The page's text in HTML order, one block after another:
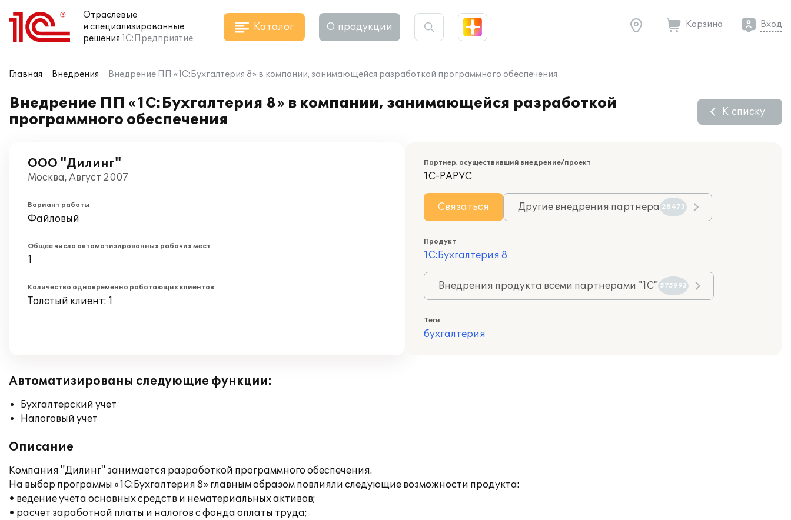
Отраслевые
и специализированные
решения 1С:Предприятие
Каталог О продукции Корзина Вход
Главная Внедрения Внедрение ПП «1С:Бухгалтерия 8» в компании, занимающейся разработкой программного обеспечения
Внедрение ПП «1С:Бухгалтерия 8» в компании, занимающейся разработкой
программного обеспечения
К списку
ООО "Дилинг"
Москва, Август 2007
Вариант работы
Файловый
Общее число автоматизированных рабочих мест
1
Количество одновременно работающих клиентов
Толстый клиент: 1
Партнер, осуществивший внедрение/проект
1С-РАРУС
Связаться Другие внедрения партнера 28473
Продукт
1С:Бухгалтерия 8
Внедрения продукта всеми партнерами "1С" 575993
Теги
бухгалтерия
Автоматизированы следующие функции:
Бухгалтерский учет
Налоговый учет
Описание
Компания "Дилинг" занимается разработкой программного обеспечения.
На выбор программы «1С:Бухгалтерия 8» главным образом повлияли следующие возможности продукта:
• ведение учета основных средств и нематериальных активов;
• расчет заработной платы и налогов с фонда оплаты труда;